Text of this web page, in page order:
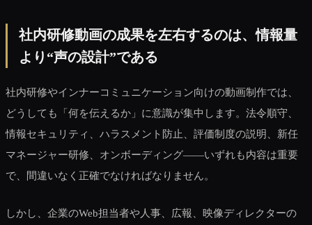
社内研修動画の成果を左右するのは、情報量
より“声の設計”である
社内研修やインナーコミュニケーション向けの動画制作では、
どうしても「何を伝えるか」に意識が集中します。法令順守、
情報セキュリティ、ハラスメント防止、評価制度の説明、新任
マネージャー研修、オンボーディング――いずれも内容は重要
で、間違いなく正確でなければなりません。
しかし、企業のWeb担当者や人事、広報、映像ディレクターの